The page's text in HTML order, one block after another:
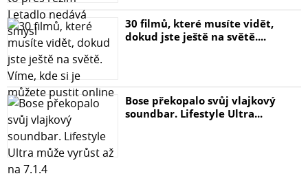
30 filmů, které musíte vidět,
dokud jste ještě na světě....
Bose překopalo svůj vlajkový
soundbar. Lifestyle Ultra...